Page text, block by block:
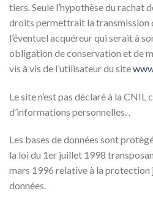
tiers. Seule l’hypothèse du rachat
droits permettrait la transmission
l’éventuel acquéreur qui serait à
obligation de conservation et de
vis à vis de l’utilisateur du site
Le site n’est pas déclaré à la CNIL
d’informations personnelles. .
Les bases de données sont
la loi du 1er juillet 1998
mars 1996 relative à la protection
données.